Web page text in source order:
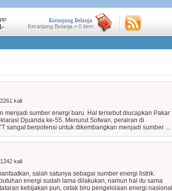
Keranjang Belanja » 0 item
kali
menjadi sumber energi baru. Hal tersebut diucapkan Pakar
Djuanda ke-55. Menurut Sofwan, perairan di
sangat berpotensi untuk dikembangkan menjadi sumber ...
kali
salah satunya sebagai sumber energi listrik.
energi sudah lama dilakukan, namun hal itu sama
kebijakan pun, cetak biru pengelolaan energi nasional